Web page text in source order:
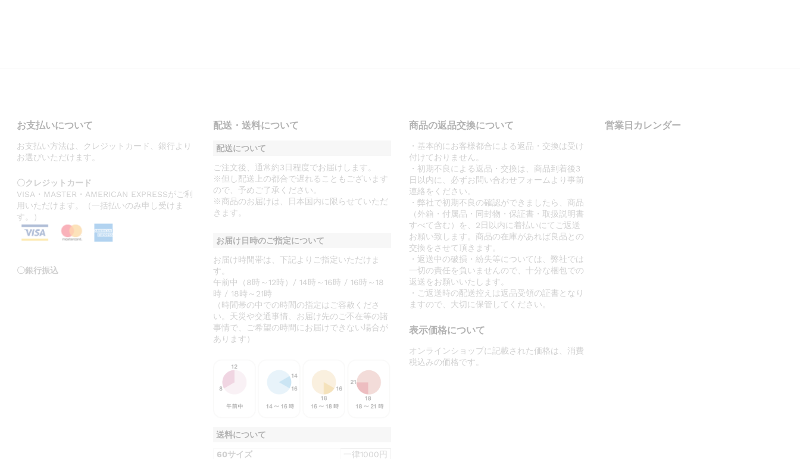
お支払いについて
お支払い方法は、クレジットカード、 銀行より
お選びいただけます。
〇クレジットカード
VISA・MASTER・AMERICAN EXPRESSがご利
用いただけます。（一括払いのみ申し受けま
す。）
〇銀行振込
配送・送料について
配送について
ご注文後、通常約3日程度でお届けします。
※但し配送上の都合で遅れることもございます
ので、予めご了承ください。
※商品のお届けは、日本国内に限らせていただ
きます。
お届け日時のご指定について
お届け時間帯は、下記よりご指定いただけま
す。
午前中（8時～12時）/ 14時～16時 / 16時～18
時 / 18時～21時
（時間帯の中での時間の指定はご容赦くださ
い。天災や交通事情、お届け先のご不在等の諸
事情で、ご希望の時間にお届けできない場合が
あります）
送料について
60サイズ 一律1000円
商品の返品交換について
・基本的にお客様都合による返品・交換は受け
付けておりません。
・初期不良による返品・交換は、商品到着後3
日以内に、必ずお問い合わせフォームより事前
連絡をください。
・弊社で初期不良の確認ができましたら、商品
（外箱・付属品・同封物・保証書・取扱説明書
すべて含む）を、2日以内に着払いにてご返送
お願い致します。商品の在庫があれば良品との
交換をさせて頂きます。
・返送中の破損・紛失等については、弊社では
一切の責任を負いませんので、十分な梱包での
返送をお願いいたします。
・ご返送時の配送控えは返品受領の証書となり
ますので、大切に保管してください。
表示価格について
オンラインショップに記載された価格は、消費
税込みの価格です。
営業日カレンダー